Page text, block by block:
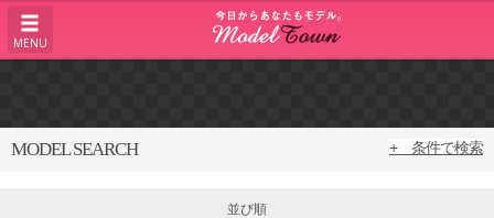
MENU
MODEL SEARCH + 条件で検索
並び順